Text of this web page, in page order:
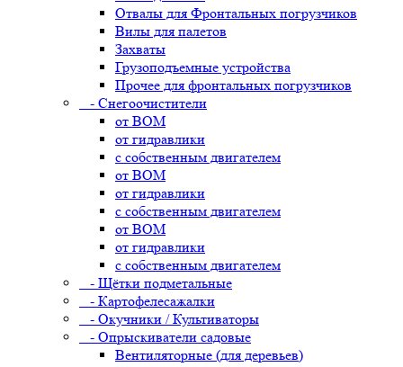
Отвалы для Фронтальных погрузчиков
Вилы для палетов
Захваты
Грузоподъемные устройства
Прочее для фронтальных погрузчиков
- Снегоочистители
от ВОМ
от гидравлики
с собственным двигателем
от ВОМ
от гидравлики
с собственным двигателем
от ВОМ
от гидравлики
с собственным двигателем
- Щётки подметальные
- Картофелесажалки
- Окучники / Культиваторы
- Опрыскиватели садовые
Вентиляторные (для деревьев)